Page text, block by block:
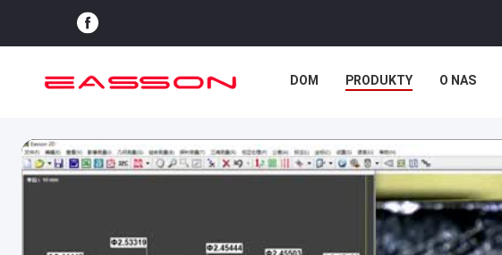
DOM PRODUKTY O NAS